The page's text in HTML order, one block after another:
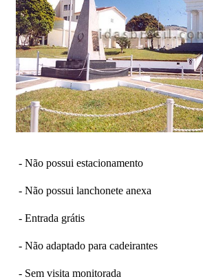
- Não possui estacionamento
- Não possui lanchonete anexa
- Entrada grátis
- Não adaptado para cadeirantes
- Sem visita monitorada